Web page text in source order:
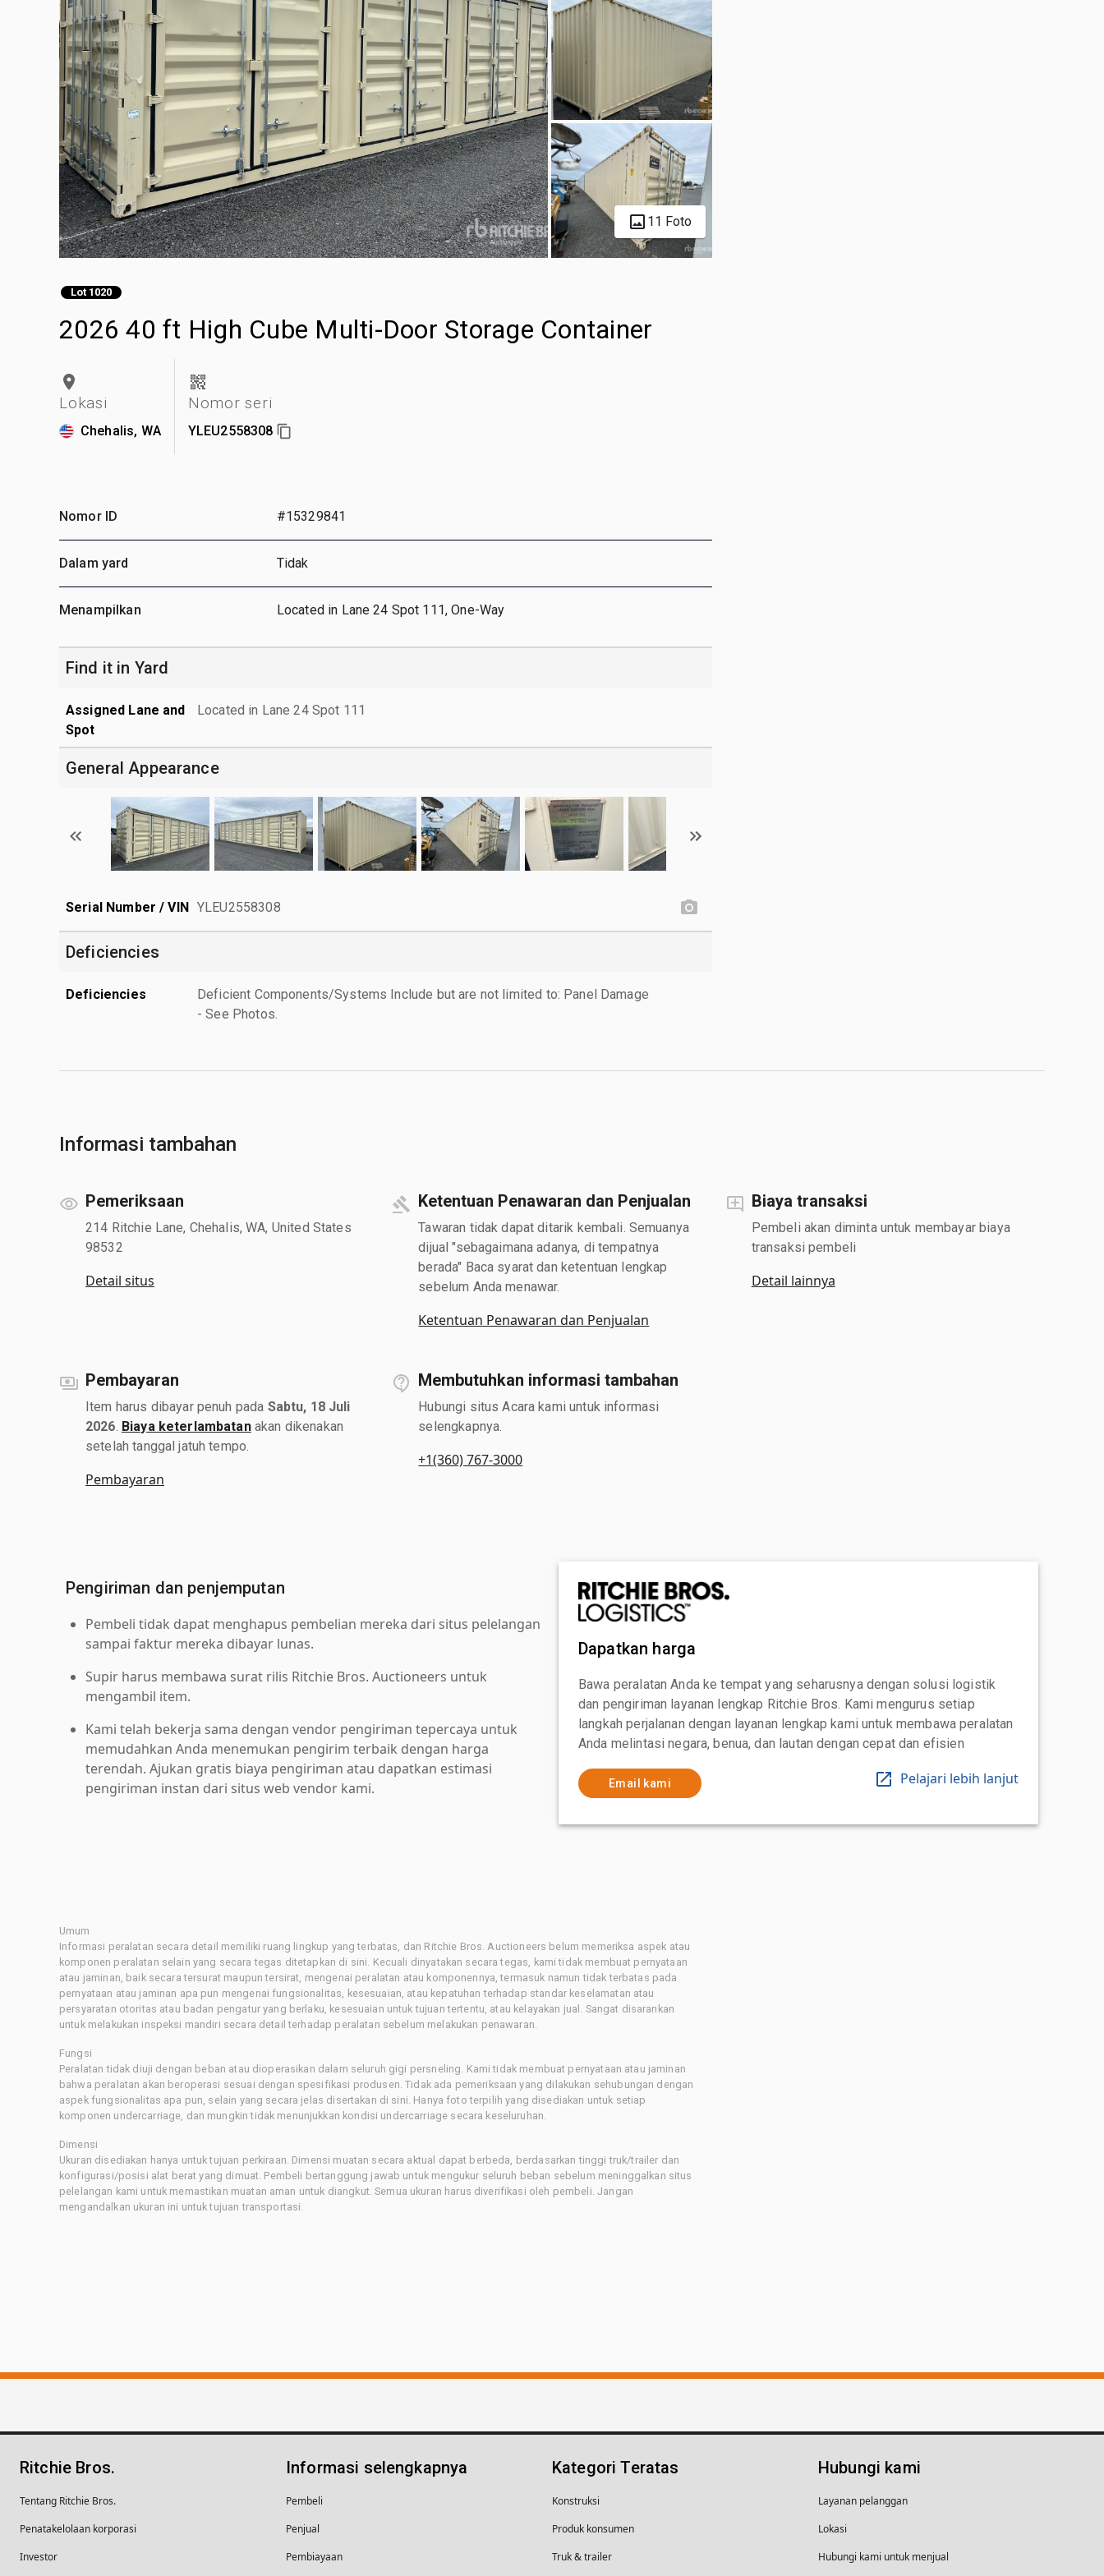
11 Foto
Lot 1020
2026 40 ft High Cube Multi-Door Storage Container
Lokasi
Chehalis, WA
Nomor seri
YLEU2558308
Nomor ID #15329841
Dalam yard Tidak
Menampilkan Located in Lane 24 Spot 111, One-Way
Find it in Yard
Assigned Lane and
Spot
Located in Lane 24 Spot 111
General Appearance
Serial Number / VIN YLEU2558308
Deficiencies
Deficiencies
Deficient Components/Systems Include but are not limited to: Panel Damage
- See Photos.
Informasi tambahan
Pemeriksaan
214 Ritchie Lane, Chehalis, WA, United States
98532
Detail situs
Ketentuan Penawaran dan Penjualan
Tawaran tidak dapat ditarik kembali. Semuanya
dijual "sebagaimana adanya, di tempatnya
berada" Baca syarat dan ketentuan lengkap
sebelum Anda menawar.
Ketentuan Penawaran dan Penjualan
Biaya transaksi
Pembeli akan diminta untuk membayar biaya
transaksi pembeli
Detail lainnya
Pembayaran
Item harus dibayar penuh pada Sabtu, 18 Juli
2026 Biaya keterlambatanakan dikenakan
setelah tanggal jatuh tempo.
Pembayaran
Membutuhkan informasi tambahan
Hubungi situs Acara kami untuk informasi
selengkapnya.
+1(360) 767-3000
Pengiriman dan penjemputan
Pembeli tidak dapat menghapus pembelian mereka dari situs pelelangan
sampai faktur mereka dibayar lunas.
Supir harus membawa surat rilis Ritchie Bros. Auctioneers untuk
mengambil item.
Kami telah bekerja sama dengan vendor pengiriman tepercaya untuk
memudahkan Anda menemukan pengirim terbaik dengan harga
terendah. Ajukan gratis biaya pengiriman atau dapatkan estimasi
pengiriman instan dari situs web vendor kami.
Dapatkan harga
Bawa peralatan Anda ke tempat yang seharusnya dengan solusi logistik
dan pengiriman layanan lengkap Ritchie Bros. Kami mengurus setiap
langkah perjalanan dengan layanan lengkap kami untuk membawa peralatan
Anda melintasi negara, benua, dan lautan dengan cepat dan efisien
Email kami Pelajari lebih lanjut
Umum
Informasi peralatan secara detail memiliki ruang lingkup yang terbatas, dan Ritchie Bros. Auctioneers belum memeriksa aspek atau
komponen peralatan selain yang secara tegas ditetapkan di sini. Kecuali dinyatakan secara tegas, kami tidak membuat pernyataan
atau jaminan, baik secara tersurat maupun tersirat, mengenai peralatan atau komponennya, termasuk namun tidak terbatas pada
pernyataan atau jaminan apa pun mengenai fungsionalitas, kesesuaian, atau kepatuhan terhadap standar keselamatan atau
persyaratan otoritas atau badan pengatur yang berlaku, kesesuaian untuk tujuan tertentu, atau kelayakan jual. Sangat disarankan
untuk melakukan inspeksi mandiri secara detail terhadap peralatan sebelum melakukan penawaran.
Fungsi
Peralatan tidak diuji dengan beban atau dioperasikan dalam seluruh gigi persneling. Kami tidak membuat pernyataan atau jaminan
bahwa peralatan akan beroperasi sesuai dengan spesifikasi produsen. Tidak ada pemeriksaan yang dilakukan sehubungan dengan
aspek fungsionalitas apa pun, selain yang secara jelas disertakan di sini. Hanya foto terpilih yang disediakan untuk setiap
komponen undercarriage, dan mungkin tidak menunjukkan kondisi undercarriage secara keseluruhan.
Dimensi
Ukuran disediakan hanya untuk tujuan perkiraan. Dimensi muatan secara aktual dapat berbeda, berdasarkan tinggi truk/trailer dan
konfigurasi/posisi alat berat yang dimuat. Pembeli bertanggung jawab untuk mengukur seluruh beban sebelum meninggalkan situs
pelelangan kami untuk memastikan muatan aman untuk diangkut. Semua ukuran harus diverifikasi oleh pembeli. Jangan
mengandalkan ukuran ini untuk tujuan transportasi.
Ritchie Bros.
Tentang Ritchie Bros.
Penatakelolaan korporasi
Investor
Informasi selengkapnya
Pembeli
Penjual
Pembiayaan
Kategori Teratas
Konstruksi
Produk konsumen
Truk & trailer
Hubungi kami
Layanan pelanggan
Lokasi
Hubungi kami untuk menjual